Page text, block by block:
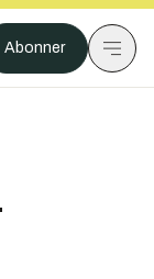
Abonner